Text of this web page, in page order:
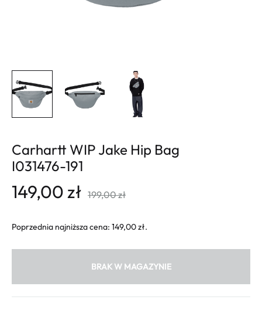
Carhartt WIP Jake Hip Bag
I031476-191
149,00zł 199,00zł
Poprzednia najniższa cena: 149,00zł.
BRAK W MAGAZYNIE